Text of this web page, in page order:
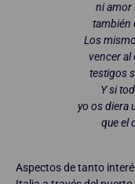
ni amor
también
Los
vencer al
testigos
Y si
yo os diera
que el
Aspectos de tanto